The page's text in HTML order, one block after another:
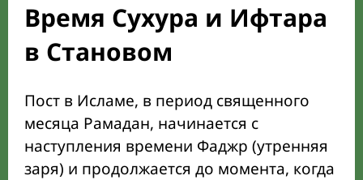
Время Сухура и Ифтара
в Становом
Пост в Исламе, в период священного
месяца Рамадан, начинается с
наступления времени Фаджр (утренняя
заря) и продолжается до момента, когда